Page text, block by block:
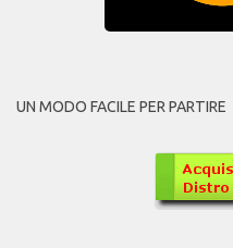
UN MODO FACILE PER PARTIRE